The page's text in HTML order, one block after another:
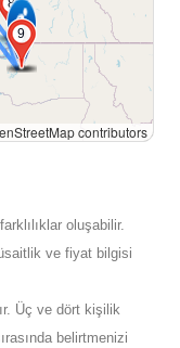
2
8
9
contributors
oluşabilir.
ve fiyat bilgisi
Üç ve dört kişilik
belirtmenizi